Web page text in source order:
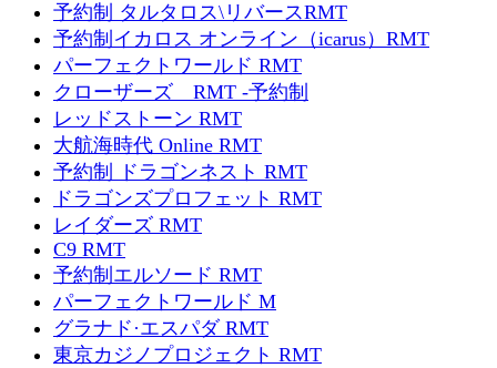
予約制 タルタロス\リバースRMT
予約制イカロス オンライン（icarus）RMT
パーフェクトワールド RMT
クローザーズ RMT -予約制
レッドストーン RMT
大航海時代 Online RMT
予約制 ドラゴンネスト RMT
ドラゴンズプロフェット RMT
レイダーズ RMT
C9 RMT
予約制エルソード RMT
パーフェクトワールド M
グラナド·エスパダ RMT
東京カジノプロジェクト RMT